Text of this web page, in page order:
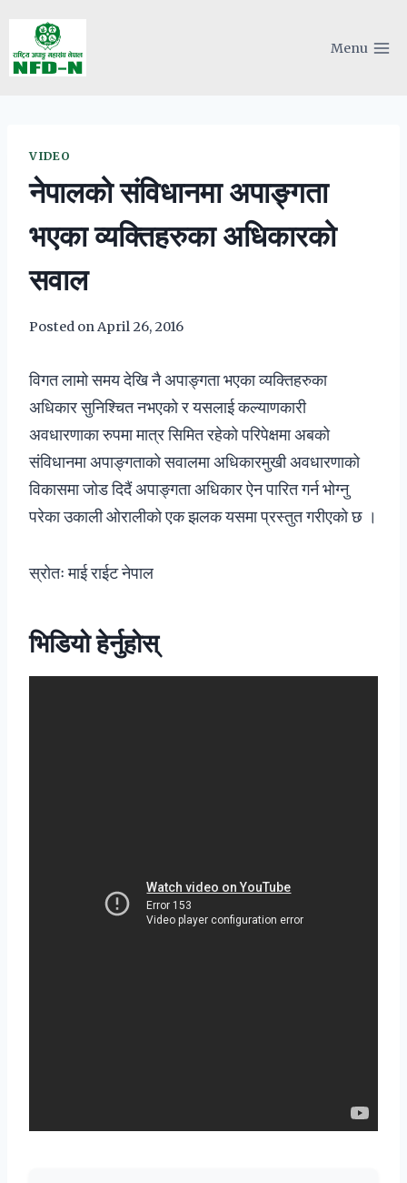
content
Menu
VIDEO
नेपालको संविधानमा अपाङ्गता
भएका व्यक्तिहरुका अधिकारको
सवाल
Posted onApril 26, 2016
विगत लामो समय देखि नै अपाङ्गता भएका व्यक्तिहरुका
अधिकार सुनिश्चित नभएको र यसलाई कल्याणकारी
अवधारणाका रुपमा मात्र सिमित रहेको परिपेक्षमा अबको
संविधानमा अपाङ्गताको सवालमा अधिकारमुखी अवधारणाको
विकासमा जोड दिदैं अपाङ्गता अधिकार ऐन पारित गर्न भोग्नु
परेका उकाली ओरालीको एक झलक यसमा प्रस्तुत गरीएको छ ।
स्रोतः माई राईट नेपाल
भिडियो हेर्नुहोस्